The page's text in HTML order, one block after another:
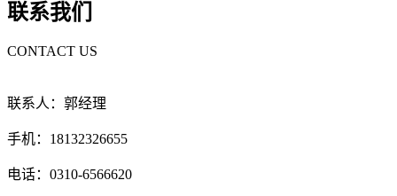
联系我们
CONTACT US
联系人：郭经理
手机：18132326655
电话：0310-6566620